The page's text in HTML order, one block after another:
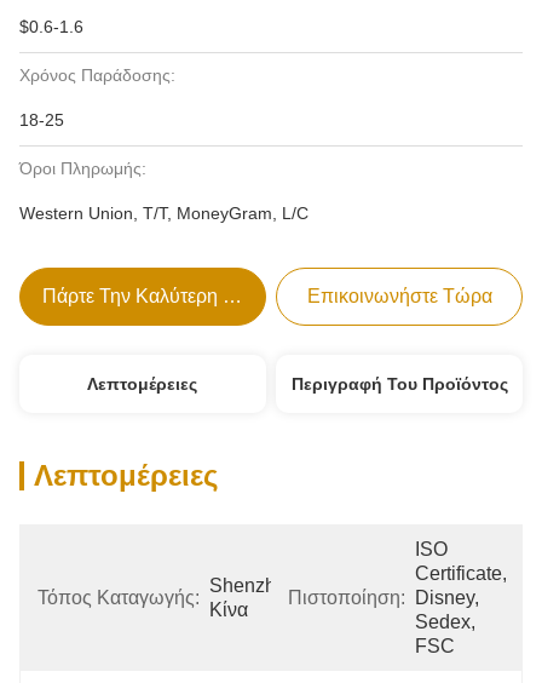
$0.6-1.6
Χρόνος Παράδοσης:
18-25
Όροι Πληρωμής:
Western Union, T/T, MoneyGram, L/C
Πάρτε Την Καλύτερη Τιμή Επικοινωνήστε Τώρα
Λεπτομέρειες Περιγραφή Του Προϊόντος
Λεπτομέρειες
Τόπος Καταγωγής:
Shenzhen
Κίνα
Πιστοποίηση:
ISO
Certificate,
Disney,
Sedex,
FSC